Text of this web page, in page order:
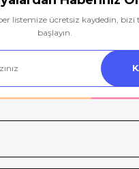
bozuk veya görüntülenemiyor.
eksik bilgiler bulunuyor.
bulunuyor.
listemize ücretsiz kaydedin, bizi
başlayın.